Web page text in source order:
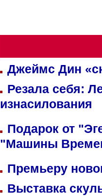
Джеймс Дин
Резала себя:
изнасилования
Подарок от
"Машины
Премьеру
Выставка